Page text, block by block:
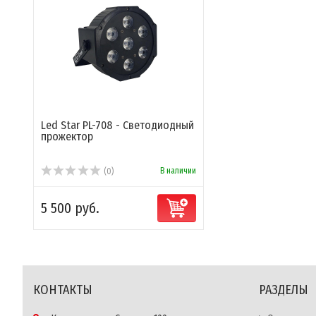
Led Star PL-708 - Светодиодный
прожектор
(0) В наличии
5 500 руб.
КОНТАКТЫ РАЗДЕЛЫ